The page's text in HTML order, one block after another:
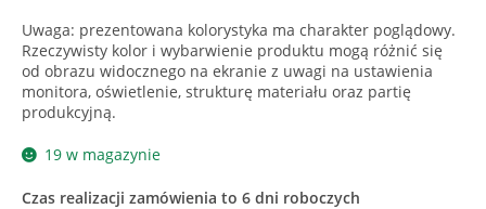
Uwaga: prezentowana kolorystyka ma charakter poglądowy.
Rzeczywisty kolor i wybarwienie produktu mogą różnić się
od obrazu widocznego na ekranie z uwagi na ustawienia
monitora, oświetlenie, strukturę materiału oraz partię
produkcyjną.
19 w magazynie
Czas realizacji zamówienia to 6 dni roboczych